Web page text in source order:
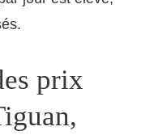
prix